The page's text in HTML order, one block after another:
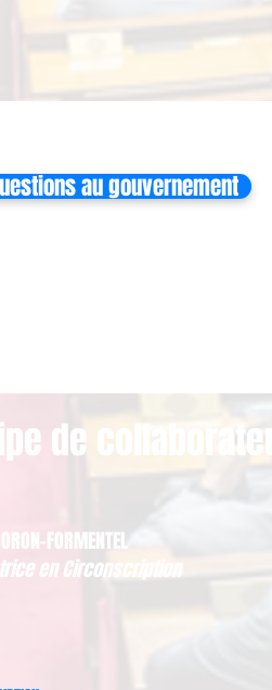
au gouvernement
de
FORMENTEL
en Circonscription